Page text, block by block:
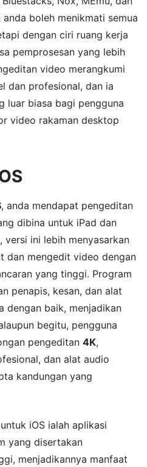
boleh menikmati semua
dengan ciri ruang kerja
pemprosesan yang lebih
video merangkumi
dan profesional, dan ia
luar biasa bagi pengguna
video rakaman desktop
, anda mendapat pengeditan
dibina untuk iPad dan
versi ini lebih menyasarkan
dan mengedit video dengan
yang tinggi. Program
penapis, kesan, dan alat
dengan baik, menjadikan
begitu, pengguna
pengeditan 4K,
dan alat audio
kandungan yang
iOS ialah aplikasi
yang disertakan
menjadikannya manfaat